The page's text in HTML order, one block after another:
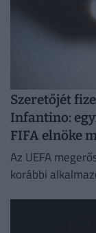
Szeretőjét
Infantino:
FIFA elnöke
Az UEFA
korábbi